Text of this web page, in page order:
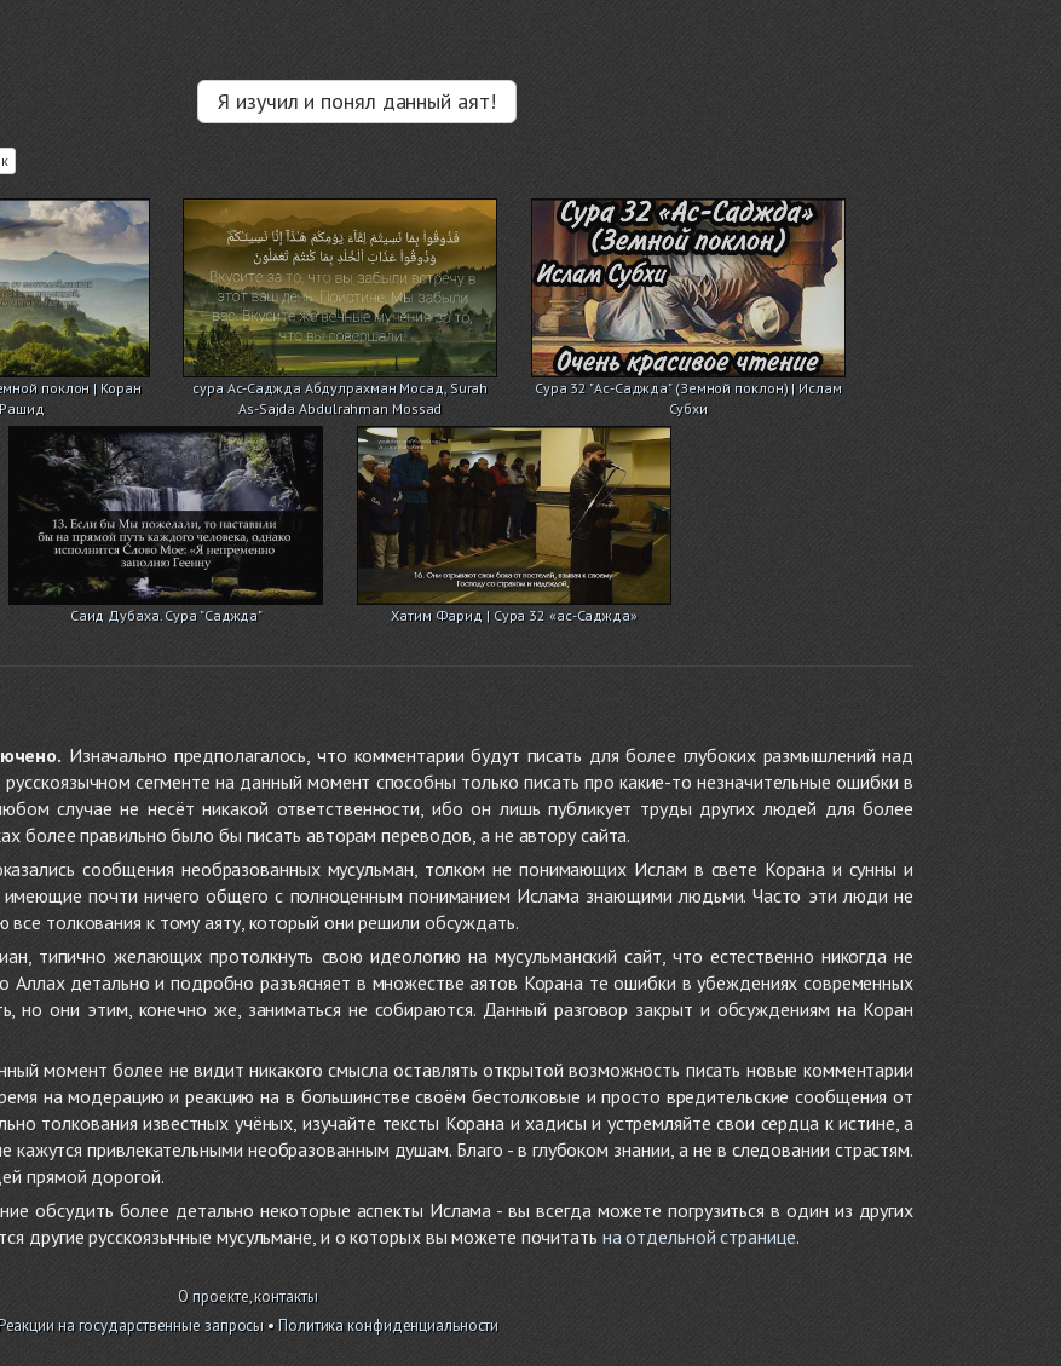
Я изучил и понял данный аят!
поклон | Коран
сура Ас-Саджда Абдулрахман Мосад, Surah
As-Sajda Abdulrahman Mossad
Сура 32 "Ас-Саджда" (Земной поклон) | Ислам
Субхи
Саид Дубаха. Сура "Саджда" Хатим Фарид | Сура 32 «ас-Саджда»
Изначально предполагалось, что комментарии будут писать для более глубоких размышлений над
сегменте на данный момент способны только писать про какие-то незначительные ошибки в
случае не несёт никакой ответственности, ибо он лишь публикует труды других людей для более
более правильно было бы писать авторам переводов, а не автору сайта.
сообщения необразованных мусульман, толком не понимающих Ислам в свете Корана и сунны и
имеющие почти ничего общего с полноценным пониманием Ислама знающими людьми. Часто эти люди не
толкования к тому аяту, который они решили обсуждать.
типично желающих протолкнуть свою идеологию на мусульманский сайт, что естественно никогда не
Аллах детально и подробно разъясняет в множестве аятов Корана те ошибки в убеждениях современных
но они этим, конечно же, заниматься не собираются. Данный разговор закрыт и обсуждениям на Коран
момент более не видит никакого смысла оставлять открытой возможность писать новые комментарии
на модерацию и реакцию на в большинстве своём бестолковые и просто вредительские сообщения от
толкования известных учёных, изучайте тексты Корана и хадисы и устремляйте свои сердца к истине, а
привлекательными необразованным душам. Благо - в глубоком знании, а не в следовании страстям.
прямой дорогой.
обсудить более детально некоторые аспекты Ислама - вы всегда можете погрузиться в один из других
другие русскоязычные мусульмане, и о которых вы можете почитать на отдельной странице.
О проекте, контакты
на государственные запросы • Политика конфиденциальности